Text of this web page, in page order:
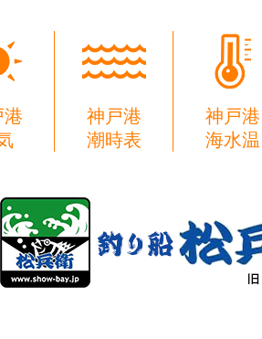
港
神戸港
潮時表
神戸港
海水温